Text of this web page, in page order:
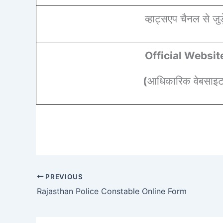
व्हाट्सएप चैनल से
Official
(आधिकारिक
PREVIOUS
Rajasthan Police Constable Online Form